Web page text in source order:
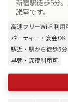
新宿駅徒歩5分
議室です。
高速フリーWi-Fi利用
パーティー・宴会OK
駅近・駅から徒歩5
早朝・深夜利用可